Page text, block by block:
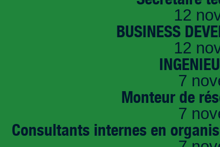
12
BUSINESS
12
7
Monteur de
7
Consultants internes en